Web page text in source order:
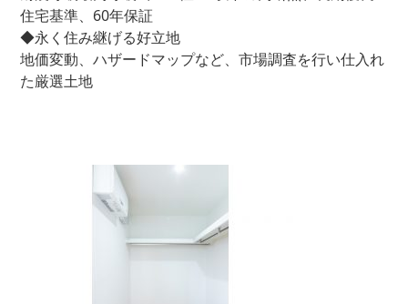
住宅基準、60年保証
◆永く住み継げる好立地
地価変動、ハザードマップなど、市場調査を行い仕入れ
た厳選土地